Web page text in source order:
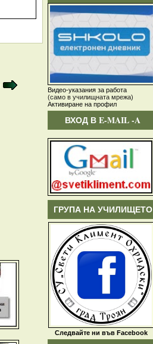
Видео-указания за работа
(само в училищната мрежа)
Активиране на профил
ВХОД В E-MAIL -A
ГРУПА НА УЧИЛИЩЕТО
Следвайте ни във Facebook